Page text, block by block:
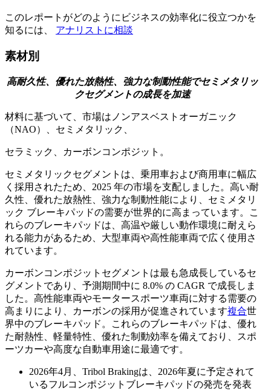
このレポートがどのようにビジネスの効率化に役立つかを
知るには、 アナリストに相談
素材別
高耐久性、優れた放熱性、強力な制動性能でセミメタリッ
クセグメントの成長を加速
材料に基づいて、市場はノンアスベストオーガニック
（NAO）、セミメタリック、
セラミック、カーボンコンポジット。
セミメタリックセグメントは、乗用車および商用車に幅広
く採用されたため、2025 年の市場を支配しました。高い耐
久性、優れた放熱性、強力な制動性能により、セミメタリ
ック ブレーキパッドの需要が世界的に高まっています。こ
れらのブレーキパッドは、高温や厳しい動作環境に耐えら
れる能力があるため、大型車両や高性能車両で広く使用さ
れています。
カーボンコンポジットセグメントは最も急成長しているセ
グメントであり、予測期間中に 8.0% の CAGR で成長しま
した。高性能車両やモータースポーツ車両に対する需要の
高まりにより、カーボンの採用が促進されています複合世
界中のブレーキパッド。これらのブレーキパッドは、優れ
た耐熱性、軽量特性、優れた制動効率を備えており、スポ
ーツカーや高度な自動車用途に最適です。
2026年4月、Tribol Brakingは、2026年夏に予定されて
いるフルコンポジットブレーキパッドの発売を発表